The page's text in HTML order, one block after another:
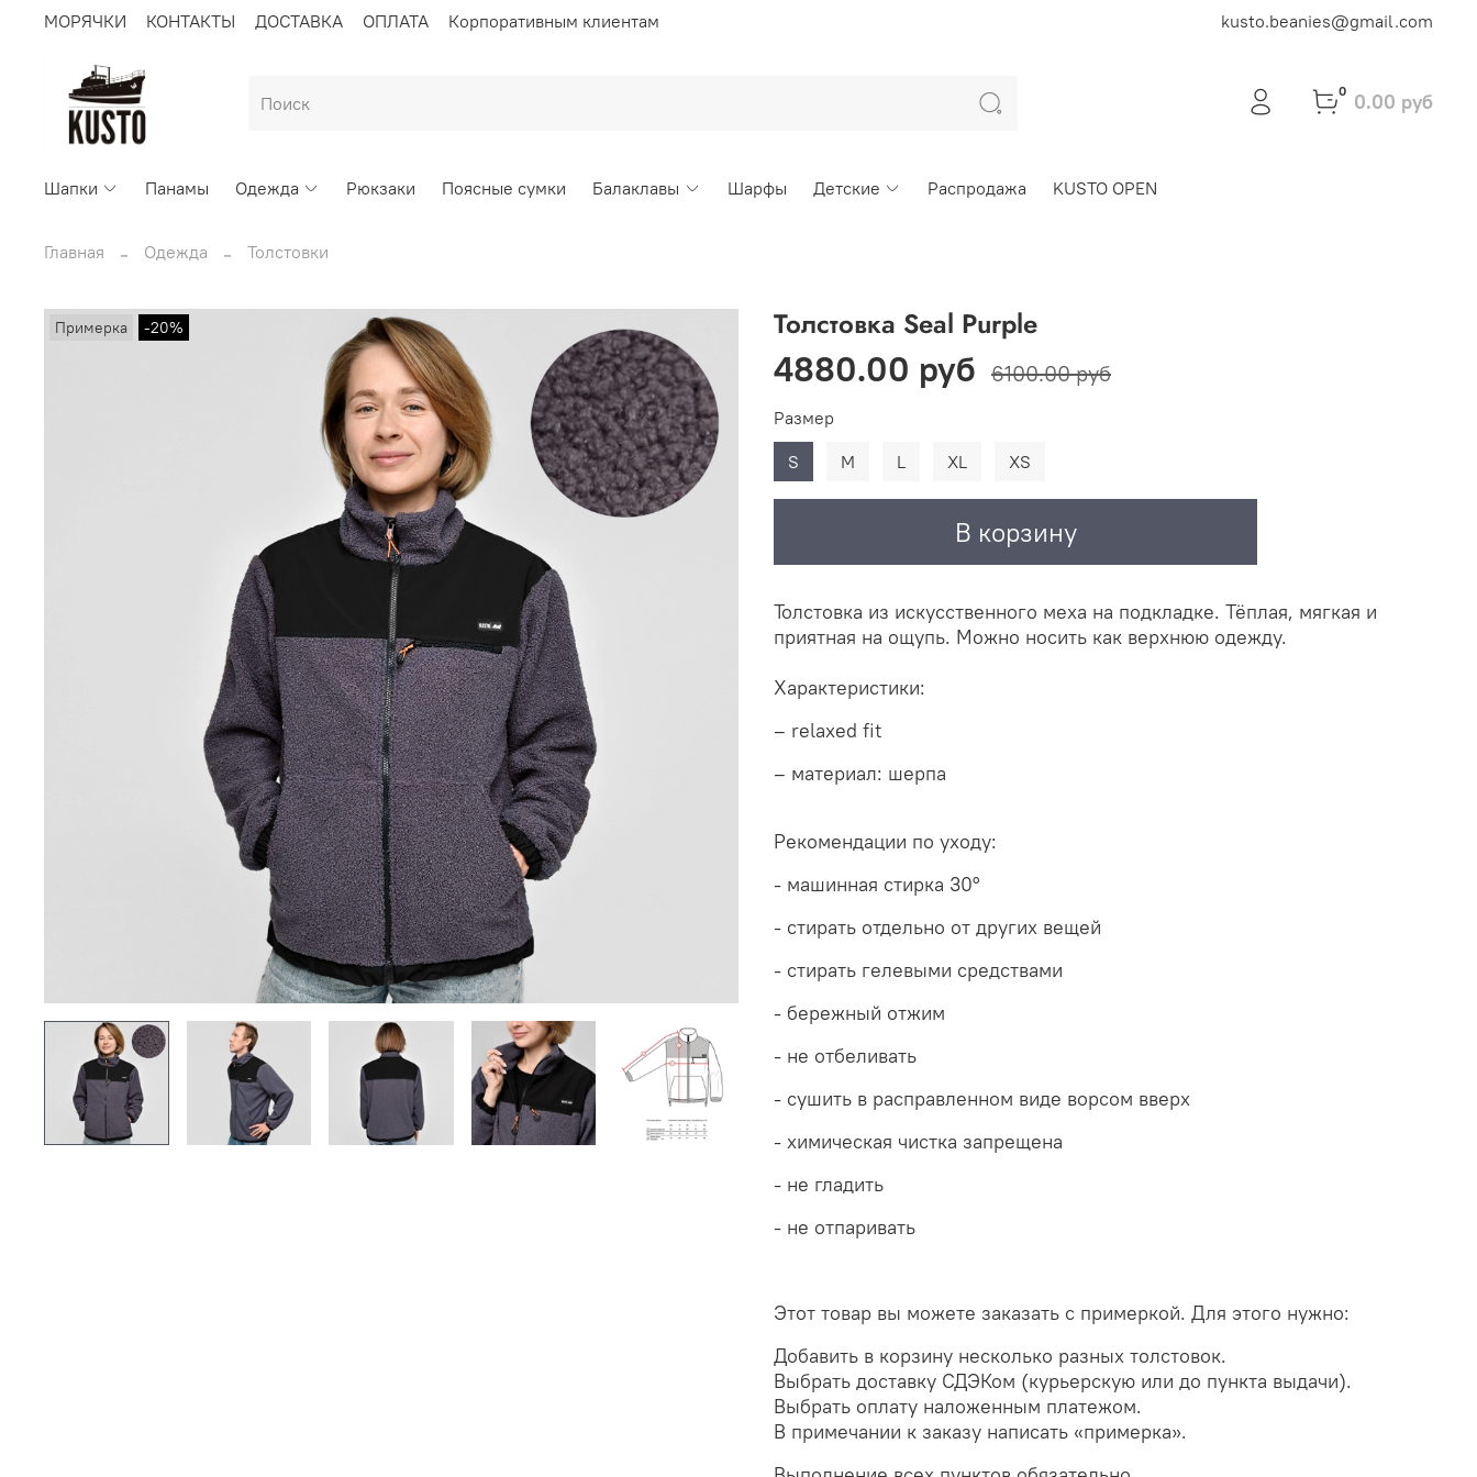
МОРЯЧКИ КОНТАКТЫ ДОСТАВКА ОПЛАТА Корпоративным клиентам kusto.beanies@gmail.com
0 0.00 руб
Шапки Панамы Одежда Рюкзаки Поясные сумки Балаклавы Шарфы Детские Распродажа KUSTO OPEN
Главная Одежда Толстовки
Примерка -20% Толстовка Seal Purple
4880.00 руб 6100.00 руб
В корзину
Размер
S
M L XL XS
Толстовка из искусственного меха на подкладке. Тёплая, мягкая и
приятная на ощупь. Можно носить как верхнюю одежду.
Характеристики:
– relaxed fit
– материал: шерпа
Рекомендации по уходу:
- машинная стирка 30°
- стирать отдельно от других вещей
- стирать гелевыми средствами
- бережный отжим
- не отбеливать
- сушить в расправленном виде ворсом вверх
- химическая чистка запрещена
- не гладить
- не отпаривать
Этот товар вы можете заказать с примеркой. Для этого нужно:
Добавить в корзину несколько разных толстовок.
Выбрать доставку СДЭКом (курьерскую или до пункта выдачи).
Выбрать оплату наложенным платежом.
В примечании к заказу написать «примерка».